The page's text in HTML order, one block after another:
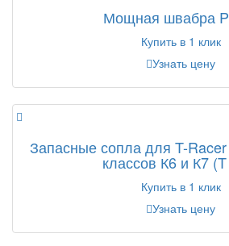
Мощная швабра
Купить в 1 клик
Узнать цену
Запасные сопла для T-
классов К6 и К7
Купить в 1 клик
Узнать цену